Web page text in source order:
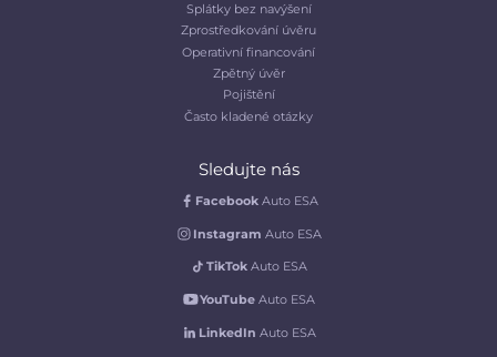
Splátky bez navýšení
Zprostředkování úvěru
Operativní financování
Zpětný úvěr
Pojištění
Často kladené otázky
Sledujte nás
Facebook Auto ESA
Instagram Auto ESA
TikTok Auto ESA
YouTubeAuto ESA
LinkedIn Auto ESA